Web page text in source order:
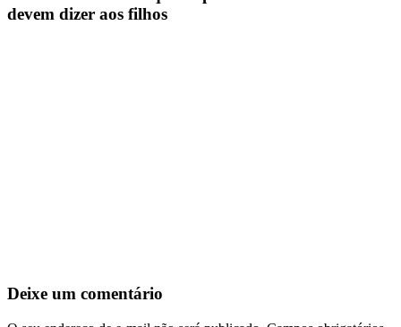
devem dizer aos filhos
Deixe um comentário